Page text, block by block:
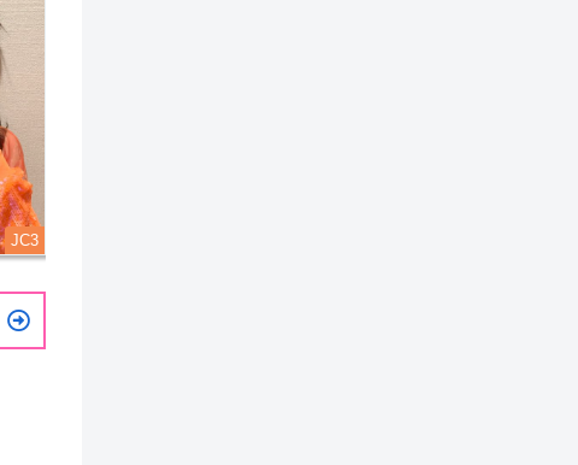
JC3